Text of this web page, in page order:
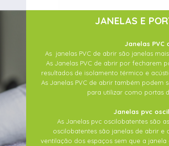
JANELAS E
Janelas PVC
As janelas PVC de abrir são janelas
As Janelas PVC de abrir por fecharem
resultados de isolamento térmico e
As Janelas PVC de abrir também podem
para utilizar como portas
Janelas pvc
As Janelas pvc oscilobatentes são
oscilobatentes são janelas de abrir e
ventilação dos espaços sem que a